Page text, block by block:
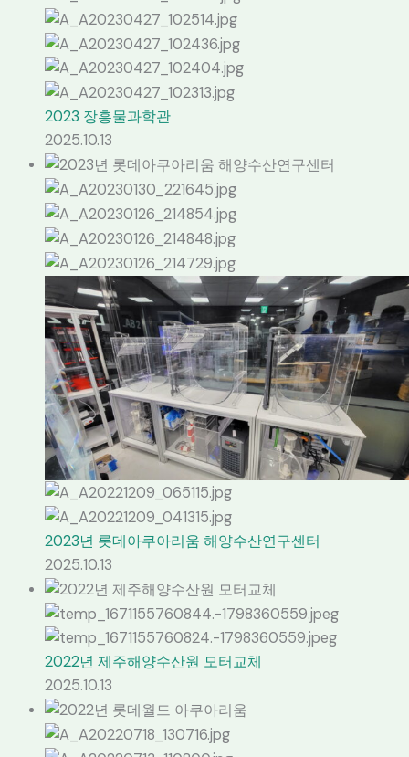
2023 장흥물과학관
2025.10.13
2023년 롯데아쿠아리움 해양수산연구센터
2025.10.13
2022년 제주해양수산원 모터교체
2025.10.13